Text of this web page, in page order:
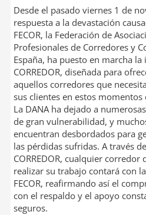
I
n
t
r
Desde el pasado viernes 1 de
respuesta a la devastación
FECOR, la Federación de
Profesionales de Corredores y
España, ha puesto en marcha la
CORREDOR, diseñada para
aquellos corredores que
sus clientes en estos momentos
La DANA ha dejado a
de gran vulnerabilidad, y
encuentran desbordados para
las pérdidas sufridas. A través de
CORREDOR, cualquier corredor
realizar su trabajo contará con
FECOR, reafirmando así el
con el respaldo y el apoyo
seguros.